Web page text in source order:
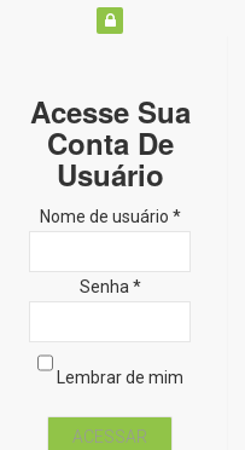
Acesse Sua
Conta De
Usuário
Nome de usuário *
Senha *
Lembrar de mim